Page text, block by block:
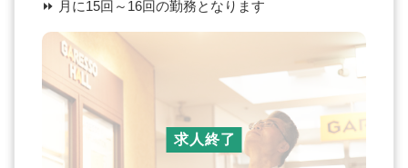
⏩ 月に15回～16回の勤務となります
求人終了